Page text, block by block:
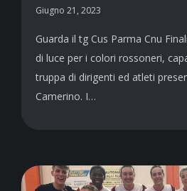
Giugno 21, 2023
Guarda il tg Cus Parma Cnu
di luce per i colori rossoneri,
truppa di dirigenti ed atleti
Camerino. I…